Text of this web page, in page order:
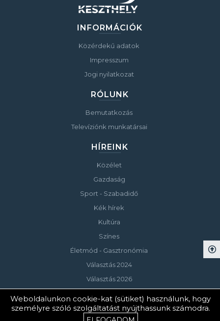
INFORMÁCIÓK
Közérdekű adatok
Impresszum
Jogi nyilatkozat
RÓLUNK
Bemutatkozás
Televíziónk munkatársai
HÍREINK
Közélet
Gazdaság
Sport - Szabadidő
Kék hírek
Kultúra
Színes
Életmód - Gasztronómia
Választás 2024
Választás 2026
© Copyright 2023 Keszthelyi Televízió
Weboldalunkon cookie-kat (sütiket) használunk, hogy
személyre szóló szolgáltatást nyújthassunk számodra.